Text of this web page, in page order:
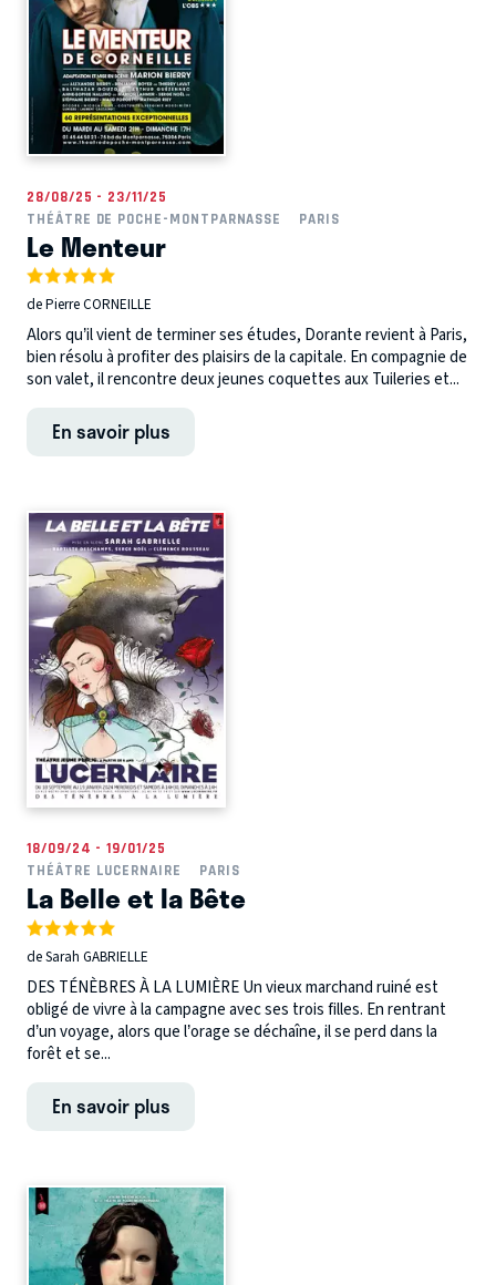
28/08/25 - 23/11/25
THÉÂTRE DE POCHE-MONTPARNASSE
PARIS
Le Menteur
de Pierre CORNEILLE
Alors qu’il vient de terminer ses études, Dorante revient à Paris,
bien résolu à profiter des plaisirs de la capitale. En compagnie de
son valet, il rencontre deux jeunes coquettes aux Tuileries et...
En savoir plus
18/09/24 - 19/01/25
THÉÂTRE LUCERNAIRE
PARIS
La Belle et la Bête
de Sarah GABRIELLE
DES TÉNÈBRES À LA LUMIÈRE Un vieux marchand ruiné est
obligé de vivre à la campagne avec ses trois filles. En rentrant
d’un voyage, alors que l’orage se déchaîne, il se perd dans la
forêt et se...
En savoir plus